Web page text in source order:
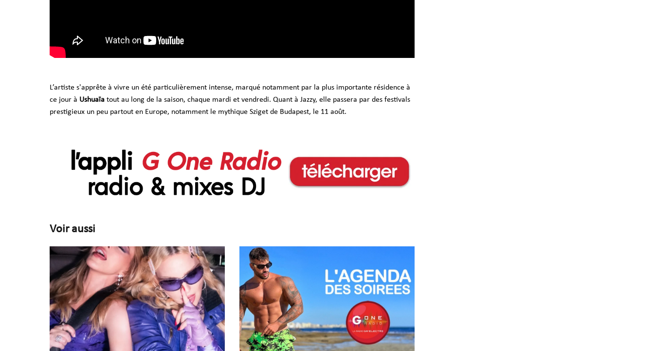
L’artiste s'apprête à vivre un été particulièrement intense, marqué notamment par la plus importante résidence à
ce jour à Ushuaïa tout au long de la saison, chaque mardi et vendredi. Quant à Jazzy, elle passera par des festivals
prestigieux un peu partout en Europe, notamment le mythique Sziget de Budapest, le 11 août.
Voir aussi